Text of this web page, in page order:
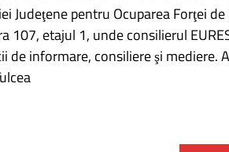
Judeţene pentru Ocuparea Forţei
107, etajul 1, unde consilierul
de informare, consiliere şi mediere.